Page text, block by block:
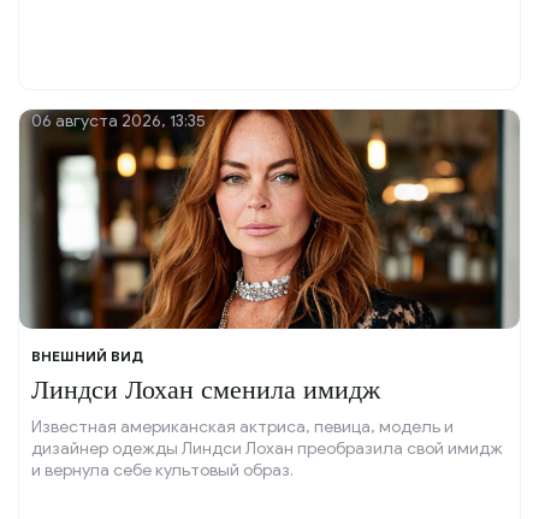
ВНЕШНИЙ ВИД
Линдси Лохан сменила имидж
Известная американская актриса, певица, модель и
дизайнер одежды Линдси Лохан преобразила свой имидж
и вернула себе культовый образ.
06 августа 2026, 13:35